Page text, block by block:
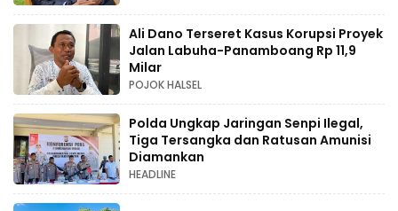
Ali Dano Terseret Kasus Korupsi Proyek
Jalan Labuha-Panamboang Rp 11,9
Milar
POJOK HALSEL
Polda Ungkap Jaringan Senpi Ilegal,
Tiga Tersangka dan Ratusan Amunisi
Diamankan
HEADLINE